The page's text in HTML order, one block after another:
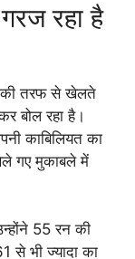
रहा है
की तरफ से खेलते
बोल रहा है।
काबिलियत का
गए मुकाबले में
55 रन की
से भी ज्यादा का